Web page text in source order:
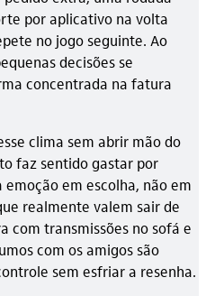
por aplicativo na volta
no jogo seguinte. Ao
decisões se
concentrada na fatura
clima sem abrir mão do
faz sentido gastar por
em escolha, não em
realmente valem sair de
com transmissões no sofá e
com os amigos são
sem esfriar a resenha.